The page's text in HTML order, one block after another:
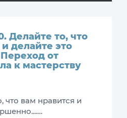
Делайте то, что
делайте это
от
к мастерству
что вам нравится и